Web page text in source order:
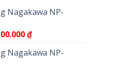
Nagakawa NP-
₫Giá
tại
Nagakawa NP-